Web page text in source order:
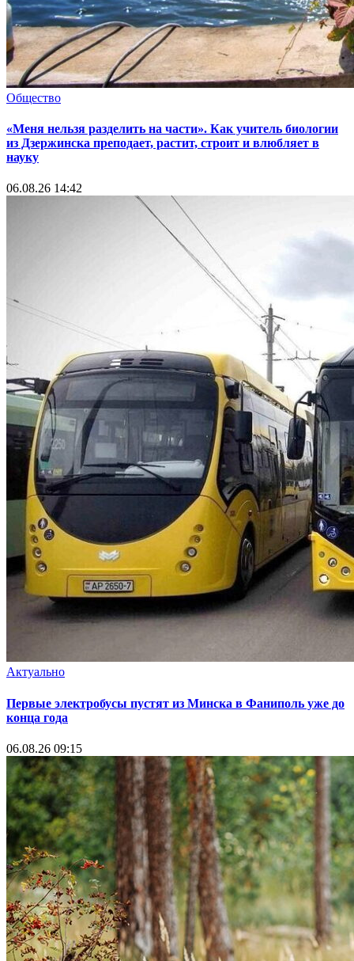
Общество
«Меня нельзя разделить на части». Как учитель биологии
из Дзержинска преподает, растит, строит и влюбляет в
науку
06.08.26 14:42
Актуально
Первые электробусы пустят из Минска в Фаниполь уже до
конца года
06.08.26 09:15